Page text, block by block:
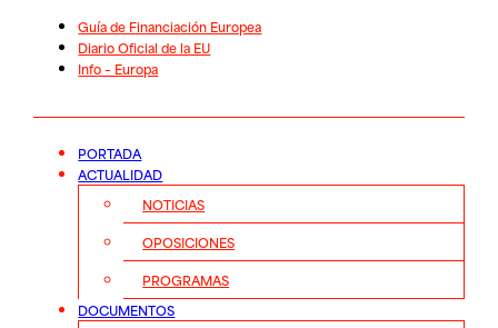
Guía de Financiación Europea
Diario Oficial de la EU
Info – Europa
PORTADA
ACTUALIDAD
NOTICIAS
OPOSICIONES
PROGRAMAS
DOCUMENTOS